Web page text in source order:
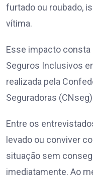
furtado ou roubado,
vítima.
Esse impacto consta
Seguros Inclusivos
realizada pela
Seguradoras
Entre os
levado ou conviver
situação sem
imediatamente. Ao